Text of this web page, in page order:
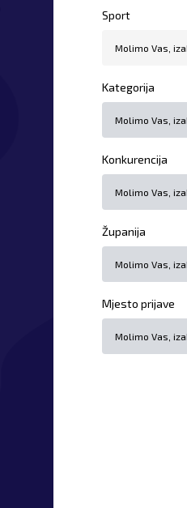
Sport
Kategorija
Konkurencija
Županija
Mjesto prijave